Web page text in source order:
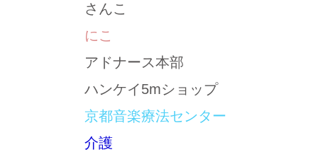
さんこ
にこ
アドナース本部
ハンケイ5mショップ
京都音楽療法センター
介護